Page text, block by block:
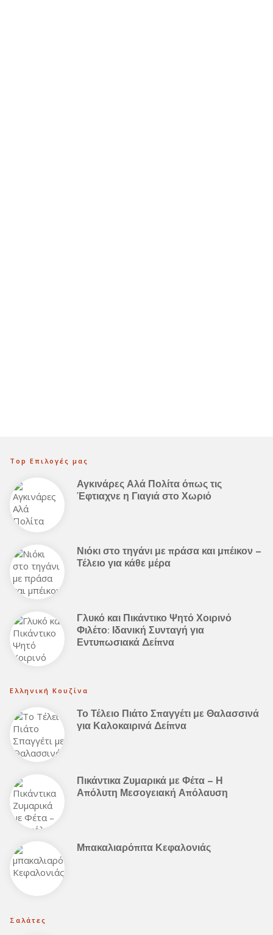
Top Επιλογές μας
Αγκινάρες Αλά Πολίτα όπως τις
Έφτιαχνε η Γιαγιά στο Χωριό
Νιόκι στο τηγάνι με πράσα και μπέικον –
Τέλειο για κάθε μέρα
Γλυκό και Πικάντικο Ψητό Χοιρινό
Φιλέτο: Ιδανική Συνταγή για
Εντυπωσιακά Δείπνα
Ελληνική Κουζίνα
Το Τέλειο Πιάτο Σπαγγέτι με Θαλασσινά
για Καλοκαιρινά Δείπνα
Πικάντικα Ζυμαρικά με Φέτα – Η
Απόλυτη Μεσογειακή Απόλαυση
Μπακαλιαρόπιτα Κεφαλονιάς
Σαλάτες